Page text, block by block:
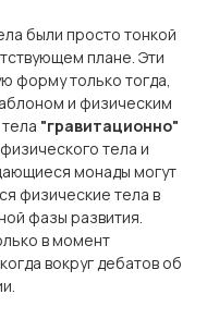
были просто тонкой
плане. Эти
форму только тогда,
и физическим
"гравитационно"
тела и
монады могут
физические тела в
фазы развития.
в момент
вокруг дебатов об